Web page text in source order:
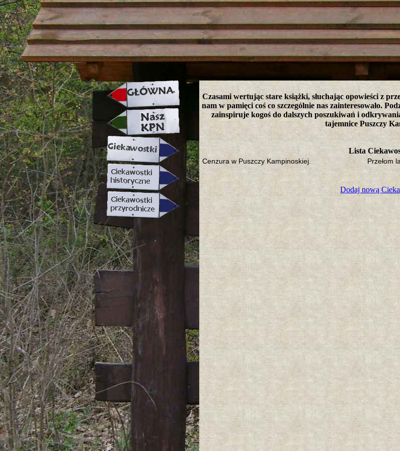
strona w naprawie zapraszamy jutro ;)
Czasami wertując stare książki, słuchając opowieści z
nam w pamięci coś co szczególnie nas zainteresowało.
zainspiruje kogoś do dalszych poszukiwań i
tajemnice Puszczy
Lista
Cenzura w Puszczy Kampinoskiej. Przełom
Dodaj nową